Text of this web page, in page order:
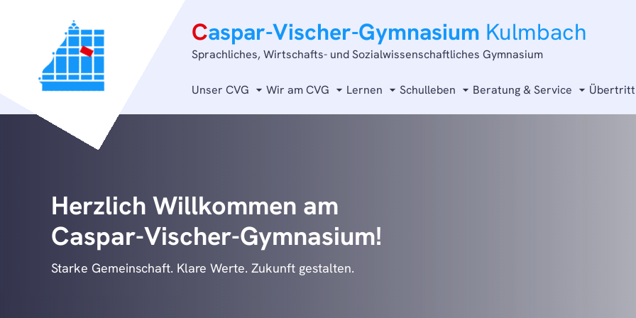
Caspar-Vischer-Gymnasium Kulmbach
Sprachliches, Wirtschafts- und Sozialwissenschaftliches Gymnasium
Unser CVG Wir am CVG Lernen Schulleben Beratung & Service Übertritt